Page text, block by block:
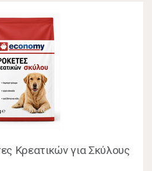
Κρεατικών για Σκύλους